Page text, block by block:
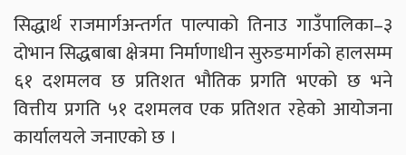
सिद्धार्थ राजमार्गअन्तर्गत पाल्पाको तिनाउ गाउँपालिका–३
दोभान सिद्धबाबा क्षेत्रमा निर्माणाधीन सुरुङमार्गको हालसम्म
६१ दशमलव छ प्रतिशत भौतिक प्रगति भएको छ भने
वित्तीय प्रगति ५१ दशमलव एक प्रतिशत रहेको आयोजना
कार्यालयले जनाएको छ ।